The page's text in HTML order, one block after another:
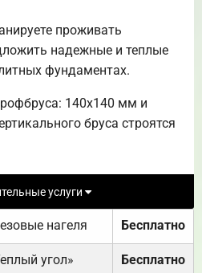
проживать
надежные и теплые
фундаментах.
140х140 мм и
бруса строятся
услуги
нагеля Бесплатно
угол» Бесплатно